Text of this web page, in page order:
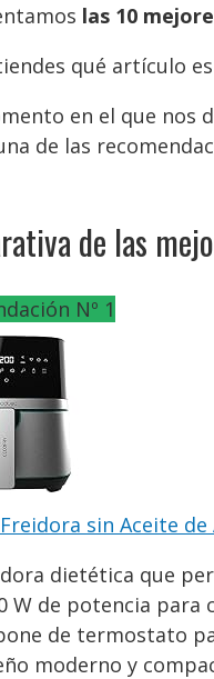
las 10
qué artículo
en el que nos
de las
de las
Nº 1
sin Aceite
dietética que
W de potencia para
de termostato
moderno y